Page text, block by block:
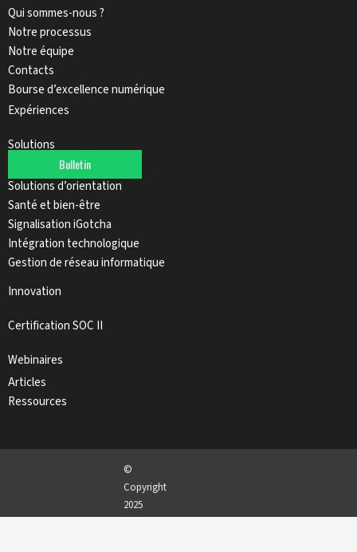
Qui sommes-nous ?
Notre processus
Notre équipe
Contacts
Bourse d’excellence numérique
Expériences
Bulletin
Solutions
Signalisation numérique
Solutions d’orientation
Santé et bien-être
Signalisation iGotcha
Intégration technologique
Gestion de réseau informatique
Innovation
Certification SOC II
Webinaires
Articles
Ressources
©
Copyright
2025